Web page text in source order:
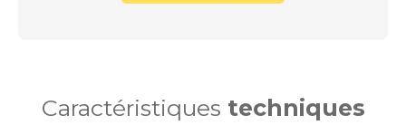
Caractéristiques techniques